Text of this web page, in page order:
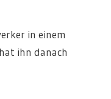
in einem
ihn danach